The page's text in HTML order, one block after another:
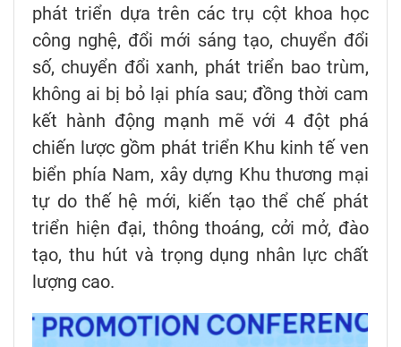
phát triển dựa trên các trụ cột khoa học
công nghệ, đổi mới sáng tạo, chuyển đổi
số, chuyển đổi xanh, phát triển bao trùm,
không ai bị bỏ lại phía sau; đồng thời cam
kết hành động mạnh mẽ với 4 đột phá
chiến lược gồm phát triển Khu kinh tế ven
biển phía Nam, xây dựng Khu thương mại
tự do thế hệ mới, kiến tạo thể chế phát
triển hiện đại, thông thoáng, cởi mở, đào
tạo, thu hút và trọng dụng nhân lực chất
lượng cao.